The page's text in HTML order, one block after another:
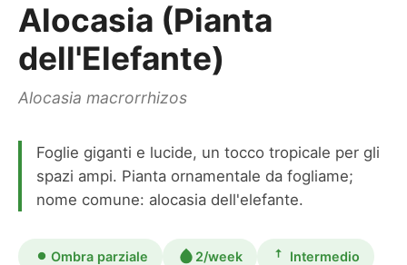
Alocasia (Pianta
dell'Elefante)
Alocasia macrorrhizos
Foglie giganti e lucide, un tocco tropicale per gli
spazi ampi. Pianta ornamentale da fogliame;
nome comune: alocasia dell'elefante.
Ombra parziale 2/week Intermedio